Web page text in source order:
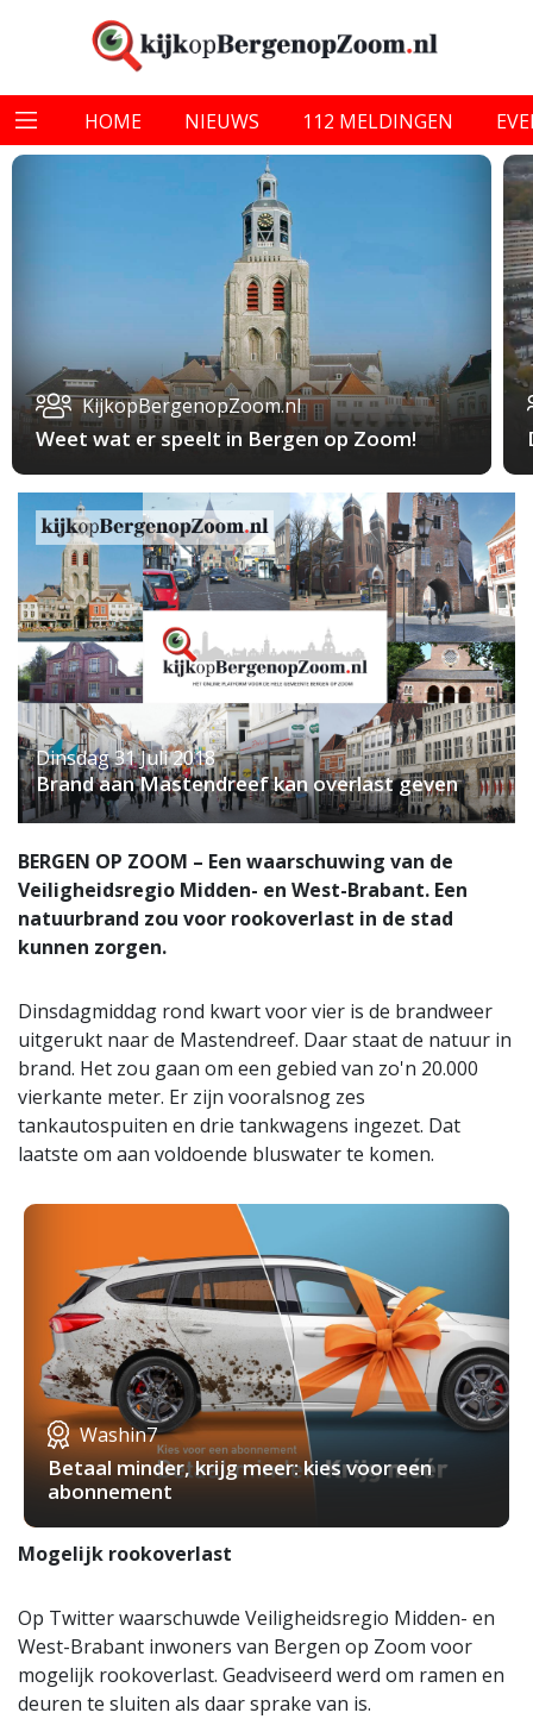
HOME NIEUWS 112 MELDINGEN
KijkopBergenopZoom.nl
Weet wat er speelt in Bergen op Zoom!
Dinsdag 31 Juli 2018
Brand aan Mastendreef kan overlast geven
BERGEN OP ZOOM – Een waarschuwing van de
Veiligheidsregio Midden- en West-Brabant. Een
natuurbrand zou voor rookoverlast in de stad
kunnen zorgen.
Dinsdagmiddag rond kwart voor vier is de brandweer
uitgerukt naar de Mastendreef. Daar staat de natuur in
brand. Het zou gaan om een gebied van zo'n 20.000
vierkante meter. Er zijn vooralsnog zes
tankautospuiten en drie tankwagens ingezet. Dat
laatste om aan voldoende bluswater te komen.
Washin7
Betaal minder, krijg meer: kies voor een
abonnement
Mogelijk rookoverlast
Op Twitter waarschuwde Veiligheidsregio Midden- en
West-Brabant inwoners van Bergen op Zoom voor
mogelijk rookoverlast. Geadviseerd werd om ramen en
deuren te sluiten als daar sprake van is.